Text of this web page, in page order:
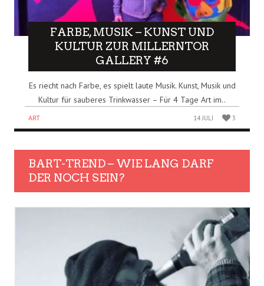
FARBE, MUSIK – KUNST UND
KULTUR ZUR MILLERNTOR
GALLERY #6
Es riecht nach Farbe, es spielt laute Musik. Kunst, Musik und
Kultur für sauberes Trinkwasser – Für 4 Tage Art im..
ART 14 JULI 3
BART-TREND – WIE LANG DARF
DER NOCH SEIN?